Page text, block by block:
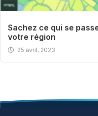
Sachez ce qui se
votre région
25 avril, 2023